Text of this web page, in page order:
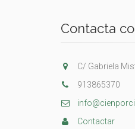
Contacta
C/ Gabriela
913865370
Contactar